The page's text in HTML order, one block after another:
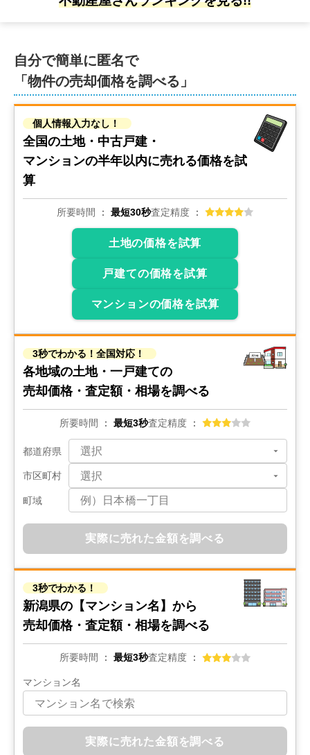
自分で簡単に匿名で
「物件の売却価格を調べる」
個人情報入力なし！
全国の土地・中古戸建・
マンションの半年以内に売れる価格を試
算
所要時間 最短30秒査定精度
土地の価格を試算
戸建ての価格を試算
マンションの価格を試算
3秒でわかる！全国対応！
各地域の土地・一戸建ての
売却価格・査定額・相場を調べる
所要時間 最短3秒査定精度
都道府県
市区町村
町域
実際に売れた金額を調べる
3秒でわかる！
新潟県の 【マンション名】から
売却価格・査定額・相場を調べる
所要時間 最短3秒査定精度
マンション名
実際に売れた金額を調べる